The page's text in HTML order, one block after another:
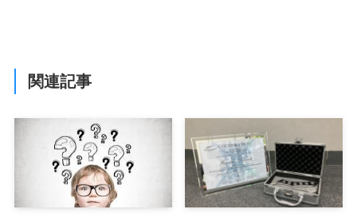
関連記事